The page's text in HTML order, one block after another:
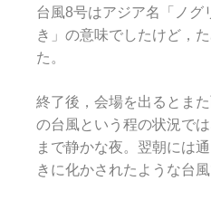
台風8号はアジア名「ノグ
き」の意味でしたけど，
た。
終了後，会場を出るとま
の台風という程の状況で
まで静かな夜。翌朝には
きに化かされたような台風